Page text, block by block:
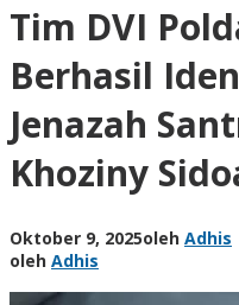
Tim DVI
Berhasil
Jenazah
Khoziny
Oktober 9, 2025oleh Adhis
oleh Adhis